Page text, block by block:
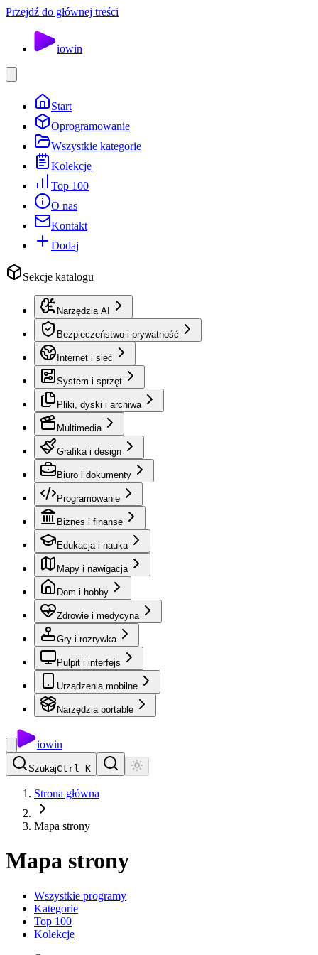
Przejdź do głównej treści
iowin
Start
Oprogramowanie
Wszystkie kategorie
Kolekcje
Top 100
O nas
Kontakt
Dodaj
Sekcje katalogu
Narzędzia AI
Bezpieczeństwo i prywatność
Internet i sieć
System i sprzęt
Pliki, dyski i archiwa
Multimedia
Grafika i design
Biuro i dokumenty
Programowanie
Biznes i finanse
Edukacja i nauka
Mapy i nawigacja
Dom i hobby
Zdrowie i medycyna
Gry i rozrywka
Pulpit i interfejs
Urządzenia mobilne
Narzędzia portable
iowin
SzukajCtrl K
Strona główna
Mapa strony
Mapa strony
Wszystkie programy
Kategorie
Top 100
Kolekcje